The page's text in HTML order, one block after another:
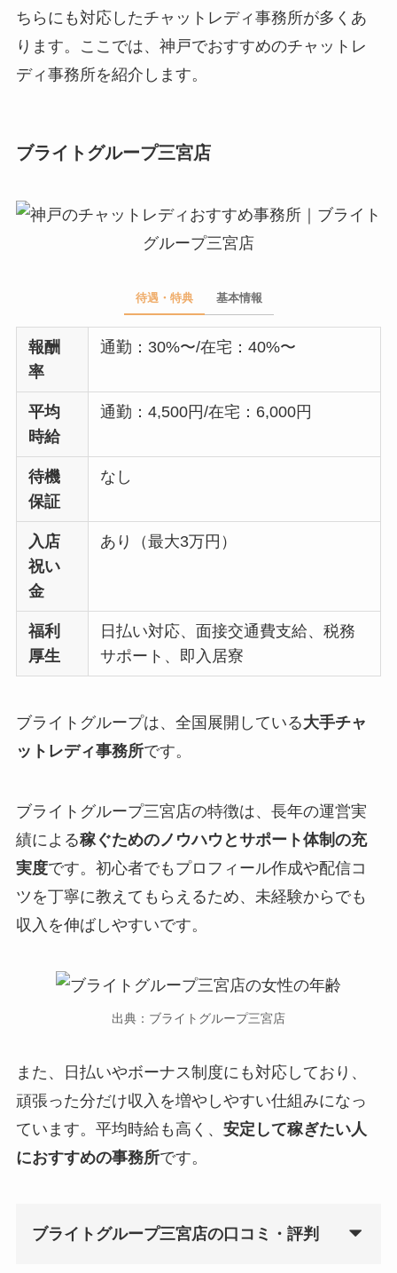
ちらにも対応したチャットレディ事務所が多くあ
ります。ここでは、神戸でおすすめのチャットレ
ディ事務所を紹介します。
ブライトグループ三宮店
待遇・特典 基本情報
報酬
率
通勤：30%〜/在宅：40%〜
平均
時給
通勤：4,500円/在宅：6,000円
待機
保証
なし
入店
祝い
金
あり（最大3万円）
福利
厚生
日払い対応、面接交通費支給、税務
サポート、即入居寮
ブライトグループは、全国展開している大手チャ
ットレディ事務所です。
ブライトグループ三宮店の特徴は、長年の運営実
績による稼ぐためのノウハウとサポート体制の充
実度です。初心者でもプロフィール作成や配信コ
ツを丁寧に教えてもらえるため、未経験からでも
収入を伸ばしやすいです。
出典：ブライトグループ三宮店
また、日払いやボーナス制度にも対応しており、
頑張った分だけ収入を増やしやすい仕組みになっ
ています。平均時給も高く、 安定して稼ぎたい人
におすすめの事務所です。
ブライトグループ三宮店の口コミ・評判